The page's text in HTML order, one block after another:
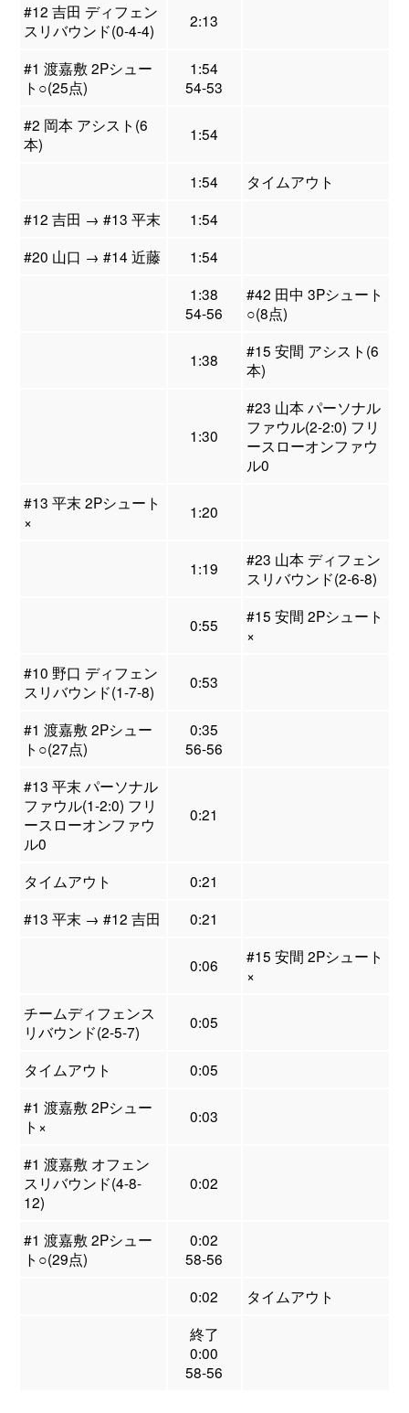
#12 吉田 ディフェン
スリバウンド(0-4-4)
2:13
#1 渡嘉敷 2Pシュー
ト○(25点)
1:54
54-53
#2 岡本 アシスト(6
本)
1:54
1:54
タイムアウト
#12 吉田 → #13 平末
1:54
#20 山口 → #14 近藤
1:54
1:38
54-56
#42 田中 3Pシュート
○(8点)
1:38
#15 安間 アシスト(6
本)
1:30
#23 山本 パーソナル
ファウル(2-2:0) フリ
ースローオンファウ
ル0
#13 平末 2Pシュート
×
1:20
1:19
#23 山本 ディフェン
スリバウンド(2-6-8)
0:55
#15 安間 2Pシュート
×
#10 野口 ディフェン
スリバウンド(1-7-8)
0:53
#1 渡嘉敷 2Pシュー
ト○(27点)
0:35
56-56
#13 平末 パーソナル
ファウル(1-2:0) フリ
ースローオンファウ
ル0
0:21
タイムアウト
0:21
#13 平末 → #12 吉田
0:21
0:06
#15 安間 2Pシュート
×
チームディフェンス
リバウンド(2-5-7)
0:05
タイムアウト
0:05
#1 渡嘉敷 2Pシュー
ト×
0:03
#1 渡嘉敷 オフェン
スリバウンド(4-8-
12)
0:02
#1 渡嘉敷 2Pシュー
ト○(29点)
0:02
58-56
0:02
タイムアウト
終了
0:00
58-56